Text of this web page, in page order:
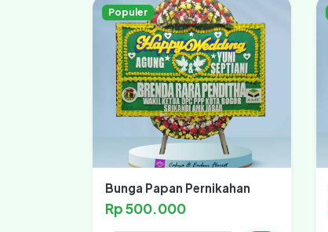
Populer
Bunga Papan Pernikahan
Rp 500.000